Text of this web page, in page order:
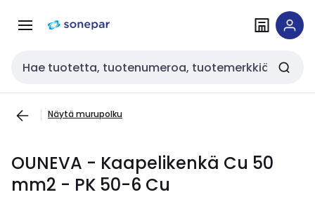
navigointiinsisältöön
Haku
Näytä murupolku
OUNEVA - Kaapelikenkä Cu 50
mm2 - PK 50-6 Cu